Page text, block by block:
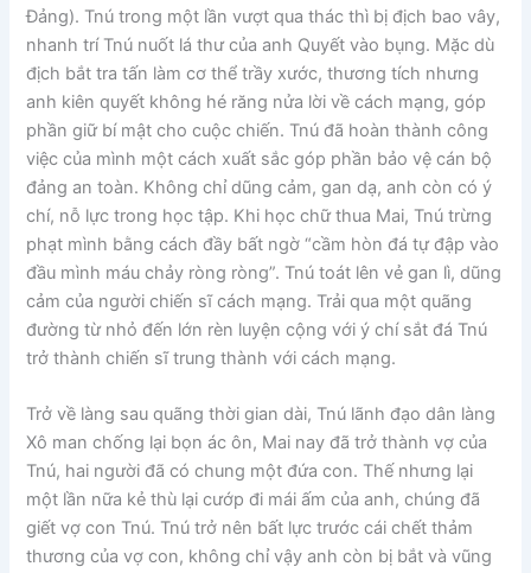
Đảng). Tnú trong một lần vượt qua thác thì bị địch bao vây,
nhanh trí Tnú nuốt lá thư của anh Quyết vào bụng. Mặc dù
địch bắt tra tấn làm cơ thể trầy xước, thương tích nhưng
anh kiên quyết không hé răng nửa lời về cách mạng, góp
phần giữ bí mật cho cuộc chiến. Tnú đã hoàn thành công
việc của mình một cách xuất sắc góp phần bảo vệ cán bộ
đảng an toàn. Không chỉ dũng cảm, gan dạ, anh còn có ý
chí, nỗ lực trong học tập. Khi học chữ thua Mai, Tnú trừng
phạt mình bằng cách đầy bất ngờ “cầm hòn đá tự đập vào
đầu mình máu chảy ròng ròng”. Tnú toát lên vẻ gan lì, dũng
cảm của người chiến sĩ cách mạng. Trải qua một quãng
đường từ nhỏ đến lớn rèn luyện cộng với ý chí sắt đá Tnú
trở thành chiến sĩ trung thành với cách mạng.
Trở về làng sau quãng thời gian dài, Tnú lãnh đạo dân làng
Xô man chống lại bọn ác ôn, Mai nay đã trở thành vợ của
Tnú, hai người đã có chung một đứa con. Thế nhưng lại
một lần nữa kẻ thù lại cướp đi mái ấm của anh, chúng đã
giết vợ con Tnú. Tnú trở nên bất lực trước cái chết thảm
thương của vợ con, không chỉ vậy anh còn bị bắt và vũng